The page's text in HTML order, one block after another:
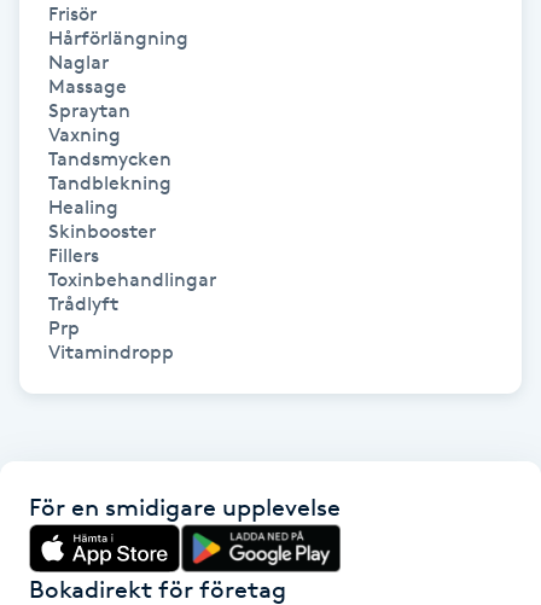
Hyaluronsyra
Hyperhidros
Hypnos
Hårborttagning
Hårbottenbehandling
Hårförlängning
Hälsprickor
Frisör
Hårförlängning
Naglar
Massage
Spraytan
Vaxning
Tandsmycken
Tandblekning
Healing
Skinbooster
Fillers
Toxinbehandlingar
Trådlyft
Prp
För en smidigare upplevelse
Bokadirekt för företag